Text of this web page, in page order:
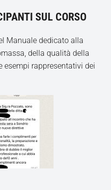
SUL CORSO
Manuale dedicato alla
della qualità della
esempi rappresentativi dei